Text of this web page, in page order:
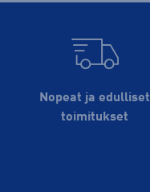
Nopeat ja edulliset
toimitukset